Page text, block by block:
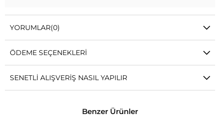
YORUMLAR(0)
ÖDEME SEÇENEKLERI
SENETLI ALIŞVERIŞ NASIL YAPILIR
Benzer Ürünler